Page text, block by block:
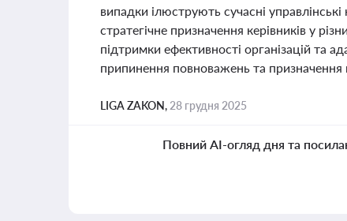
випадки ілюструють сучасні
стратегічне призначення керівників у
підтримки ефективності організацій та
припинення повноважень та призначення
LIGA ZAKON, 28 грудня 2025
Повний AI-огляд дня та